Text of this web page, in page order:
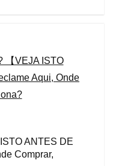
ANTES DE
Comprar,